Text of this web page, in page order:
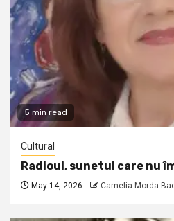
5 min read
Cultural
Radioul, sunetul care nu
May 14, 2026 Camelia Morda